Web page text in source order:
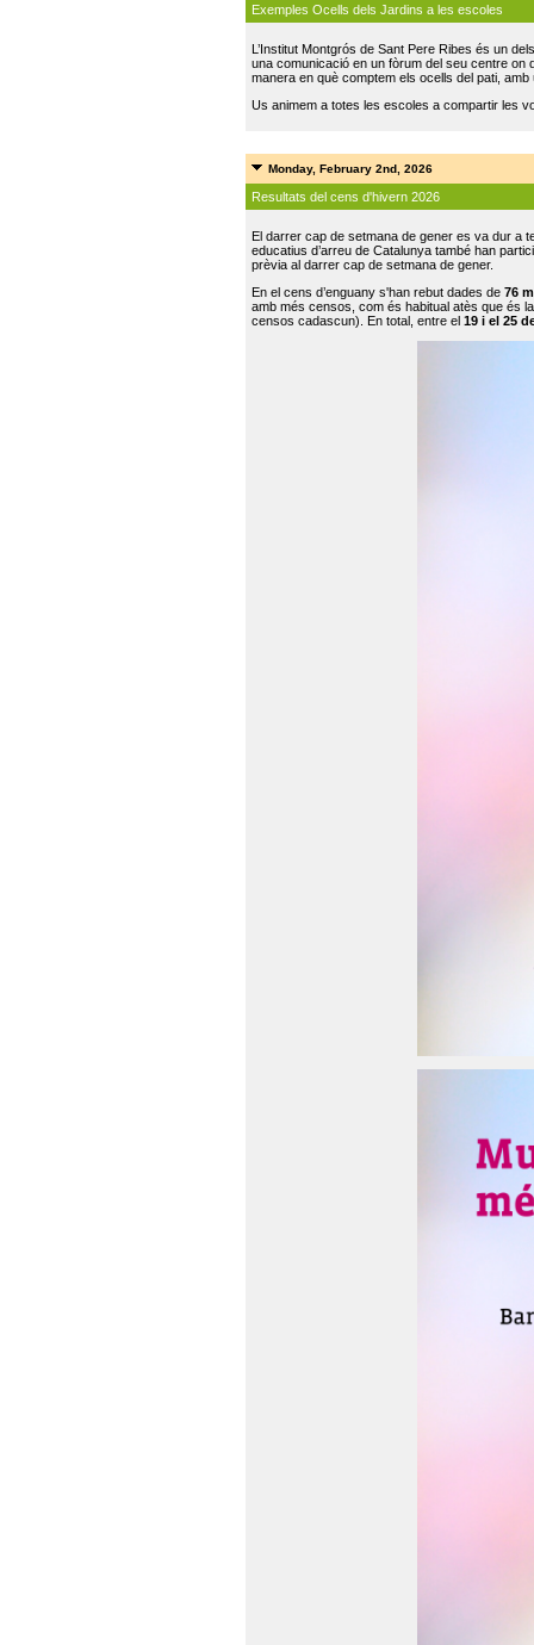
Exemples Ocells dels Jardins a les escoles
L’Institut Montgrós de Sant Pere Ribes és un
una comunicació en un fòrum del seu centre on
manera en què comptem els ocells del pati,
Us animem a totes les escoles a compartir les
Monday, February 2nd, 2026
Resultats del cens d'hivern 2026
El darrer cap de setmana de gener es va dur a
educatius d’arreu de Catalunya també han
prèvia al darrer cap de setmana de gener.
En el cens d’enguany s'han rebut dades de 76
amb més censos, com és habitual atès que és
censos cadascun). En total, entre el 19 i el 25